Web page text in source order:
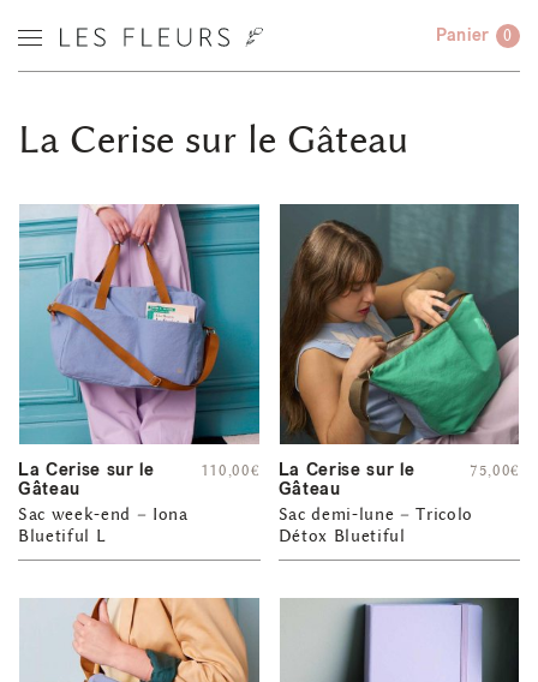
Panier 0
La Cerise sur le Gâteau
La Cerise sur le
Gâteau
Sac week-end – Iona
Bluetiful L
110,00€
La Cerise sur le
Gâteau
Sac demi-lune – Tricolo
Détox Bluetiful
75,00€